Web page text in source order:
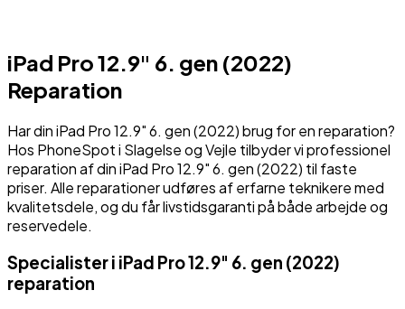
iPad Pro 12.9" 6. gen (2022)
Reparation
Har diniPad Pro 12.9" 6. gen (2022)brug for en reparation?
Hos PhoneSpot i Slagelse og Vejle tilbyder vi professionel
reparation af diniPad Pro 12.9" 6. gen (2022) til faste
priser. Alle reparationer udføres af erfarne teknikere med
kvalitetsdele, og du får livstidsgaranti på både arbejde og
reservedele.
Specialister i iPad Pro 12.9" 6. gen (2022)
reparation